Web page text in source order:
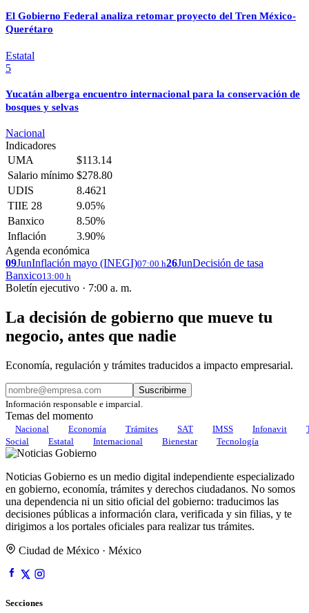
El Gobierno Federal analiza retomar proyecto del Tren México-
Querétaro
Estatal
5
Yucatán alberga encuentro internacional para la conservación de
bosques y selvas
Nacional
Indicadores
UMA
$113.14
Salario mínimo $278.80
UDIS
8.4621
TIIE 28
9.05%
Banxico
8.50%
Inflación
3.90%
Agenda económica
09JunInflación mayo (INEGI)07:00 h26JunDecisión de tasa
Banxico13:00 h
Boletín ejecutivo · 7:00 a. m.
La decisión de gobierno que mueve tu
negocio, antes que nadie
Economía, regulación y trámites traducidos a impacto empresarial.
Suscribirme
Información responsable e imparcial.
Temas del momento
Nacional Economía Trámites SAT IMSS Infonavit
Social
Estatal Internacional Bienestar Tecnología
Noticias Gobierno es un medio digital independiente especializado
en gobierno, economía, trámites y derechos ciudadanos. No somos
una dependencia ni un sitio oficial del gobierno: traducimos las
decisiones públicas a información clara, verificada y sin filias, y te
dirigimos a los portales oficiales para realizar tus trámites.
Ciudad de México · México
Secciones